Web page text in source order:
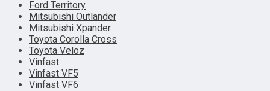
Ford Territory
Mitsubishi Outlander
Mitsubishi Xpander
Toyota Corolla Cross
Toyota Veloz
Vinfast
Vinfast VF5
Vinfast VF6